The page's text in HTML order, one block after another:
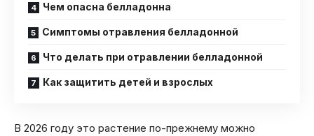
Чем опасна белладонна
Симптомы отравления белладонной
Что делать при отравлении белладонной
Как защитить детей и взрослых
В 2026 году это растение по-прежнему можно